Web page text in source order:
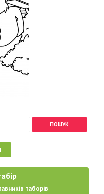
таборів